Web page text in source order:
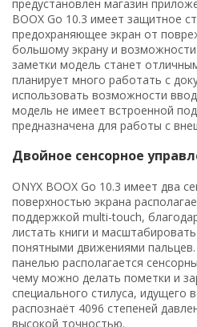
предустановлен магазин
BOOX Go 10.3 имеет защитное
предохраняющее экран от
большому экрану и
заметки модель станет
планирует много работать с
использовать возможности
модель не имеет встроенной
предназначена для работы с
Двойное сенсорное
ONYX BOOX Go 10.3 имеет два
поверхностью экрана
поддержкой multi-touch,
листать книги и
понятными движениями
панелью располагается
чему можно делать пометки и
специального стилуса, идущего
распознаёт 4096 степеней
высокой точностью.